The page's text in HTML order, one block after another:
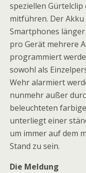
speziellen
mitführen. Der
Smartphones
pro Gerät mehrere
programmiert
sowohl als
Wehr alarmiert
nunmehr außer
beleuchteten
unterliegt einer
um immer auf dem
Stand zu sein.
Die Meldung